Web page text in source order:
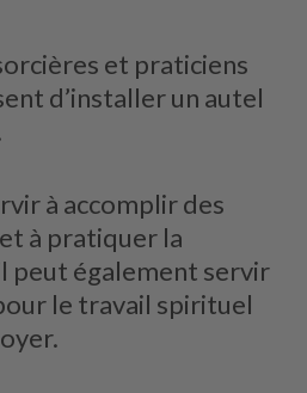
et praticiens
d’installer un autel
à accomplir des
à pratiquer la
peut également servir
le travail spirituel